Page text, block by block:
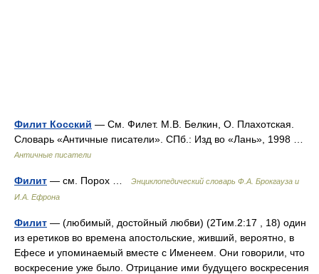
Филит Косский — См. Филет. М.В. Белкин, О. Плахотская.
Словарь «Античные писатели». СПб.: Изд во «Лань», 1998 …
Античные писатели
Филит — см. Порох …
Энциклопедический словарь Ф.А. Брокгауза и
И.А. Ефрона
Филит — (любимый, достойный любви) (2Тим.2:17 , 18) один
из еретиков во времена апостольские, живший, вероятно, в
Ефесе и упоминаемый вместе с Именеем. Они говорили, что
воскресение уже было. Отрицание ими будущего воскресения